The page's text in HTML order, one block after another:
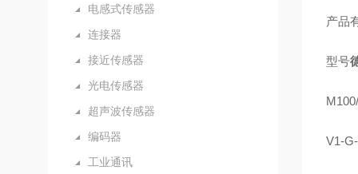
电感式传感器
连接器
接近传感器
光电传感器
超声波传感器
编码器
工业通讯
产品
型号
V1-